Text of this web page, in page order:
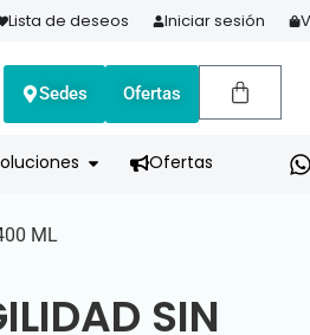
A TODO EL PAÍS | RECIBIMOS TODOS
Lista de deseos Iniciar sesión
Sedes Ofertas
Ofertas
ML
SIN